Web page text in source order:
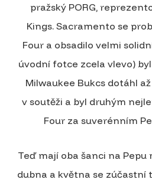
pražský PORG,
Kings. Sacramento se
Four a obsadilo velmi
úvodní fotce zcela vlevo) byl
Milwaukee Bukcs dotáhl
v soutěži a byl druhým
Four za suverénním
Teď mají oba šanci na
dubna a května se zúčastní